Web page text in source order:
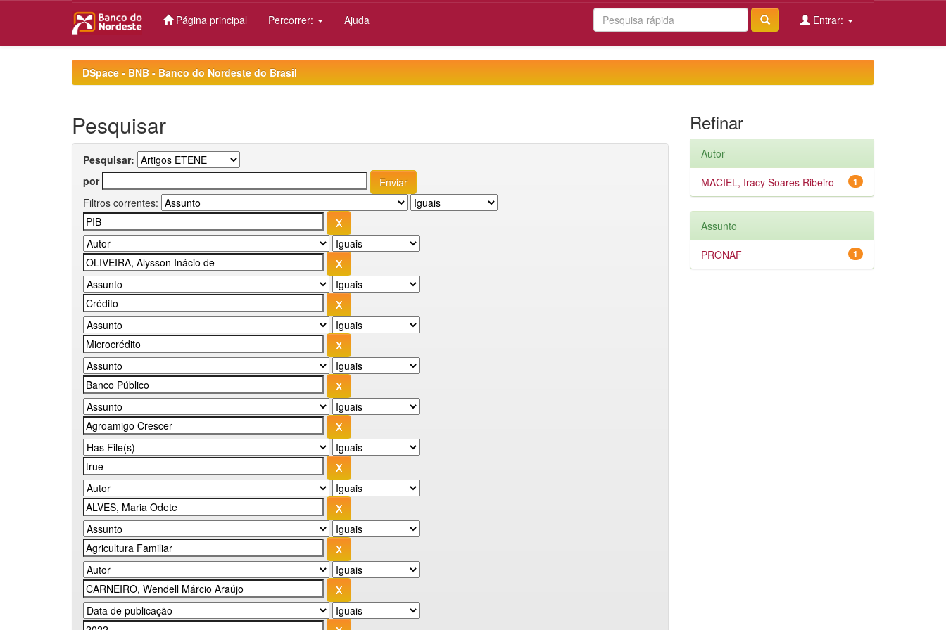
Página principal Percorrer: Ajuda Entrar:
DSpace - BNB - Banco do Nordeste do Brasil
Pesquisar
Pesquisar:
por
Filtros correntes:
Refinar
Autor
1
MACIEL, Iracy Soares Ribeiro
Assunto
1
PRONAF